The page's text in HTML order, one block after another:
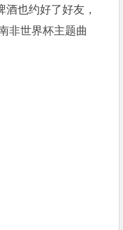
也约好了好友，
非世界杯主题曲